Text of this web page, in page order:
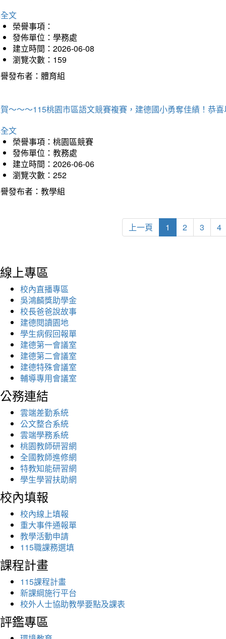
文
榮譽事項：
發佈單位：學務處
建立時間：2026-06-08
瀏覽次數：159
發布者：體育組
～～～115桃園市區語文競賽複賽，建德國小勇奪佳績！恭
文
榮譽事項：桃園區競賽
發佈單位：教務處
建立時間：2026-06-06
瀏覽次數：252
發布者：教學組
上一頁 1 2 3 4
線上專區
校內直播專區
吳鴻麟獎助學金
校長爸爸說故事
建德閱讀園地
學生病假回報單
建德第一會議室
建德第二會議室
建德特殊會議室
輔導專用會議室
公務連結
雲端差勤系統
公文整合系統
雲端學務系統
桃園教師研習網
全國教師進修網
特教知能研習網
學生學習扶助網
校內填報
校內線上填報
重大事件通報單
教學活動申請
115職課務選填
課程計畫
115課程計畫
新課綱施行平台
校外人士協助教學要點及課表
評鑑專區